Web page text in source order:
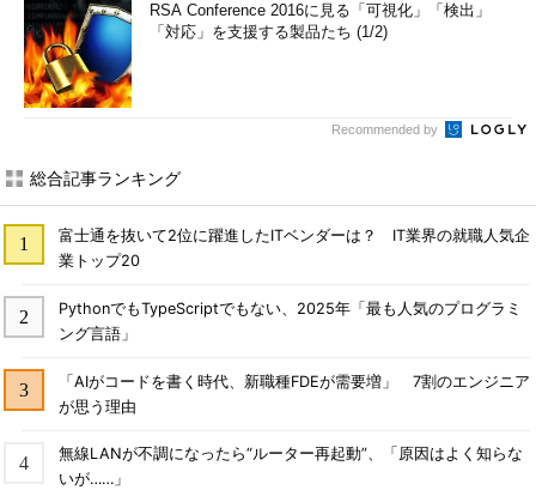
RSA Conference 2016に見る「可視化」「検出」
「対応」を支援する製品たち (1/2)
Recommended by
総合記事ランキング
富士通を抜いて2位に躍進したITベンダーは？ IT業界の就職人気企
業トップ20
PythonでもTypeScriptでもない、2025年「最も人気のプログラミ
ング言語」
「AIがコードを書く時代、新職種FDEが需要増」 7割のエンジニア
が思う理由
無線LANが不調になったら“ルーター再起動”、「原因はよく知らな
いが……」